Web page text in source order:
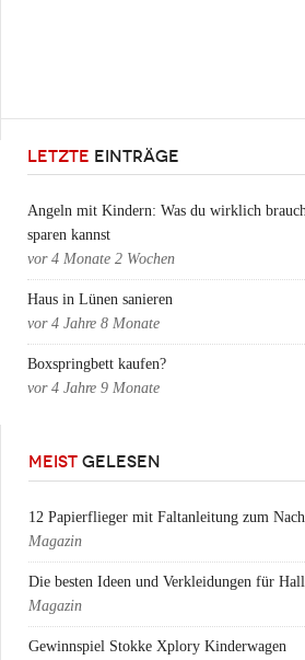
LETZTE EINTRÄGE
Angeln mit Kindern: Was du wirklich
sparen kannst
vor 4 Monate 2 Wochen
Haus in Lünen sanieren
vor 4 Jahre 8 Monate
Boxspringbett kaufen?
vor 4 Jahre 9 Monate
MEIST GELESEN
12 Papierflieger mit Faltanleitung zum
Magazin
Die besten Ideen und Verkleidungen für
Magazin
Gewinnspiel Stokke Xplory Kinderwagen